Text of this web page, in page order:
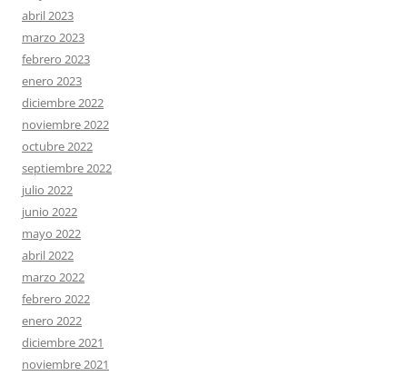
abril 2023
marzo 2023
febrero 2023
enero 2023
diciembre 2022
noviembre 2022
octubre 2022
septiembre 2022
julio 2022
junio 2022
mayo 2022
abril 2022
marzo 2022
febrero 2022
enero 2022
diciembre 2021
noviembre 2021